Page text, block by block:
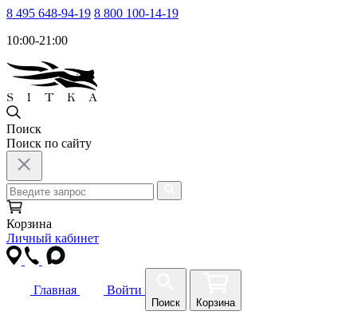
8 495 648-94-19 8 800 100-14-19
10:00-21:00
Поиск
Поиск по сайту
Корзина
Личный кабинет
Главная Войти
Поиск Корзина